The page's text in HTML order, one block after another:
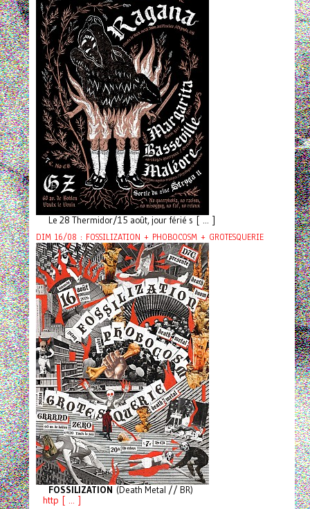
Le 28 Thermidor/15 août, jour férié s [ ... ]
DIM 16/08 : FOSSILIZATION + PHOBOCOSM + GROTESQUERIE
FOSSILIZATION (Death Metal // BR)
http [ ... ]